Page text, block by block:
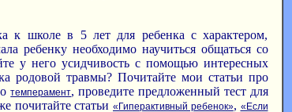
к школе в 5 лет для ребенка с характером,
ребенку необходимо научиться общаться со
у него усидчивость с помощью интересных
родовой травмы? Почитайте мои статьи про
темперамент, проведите предложенный тест для
почитайте статьи «Гиперактивный ребенок», «Если